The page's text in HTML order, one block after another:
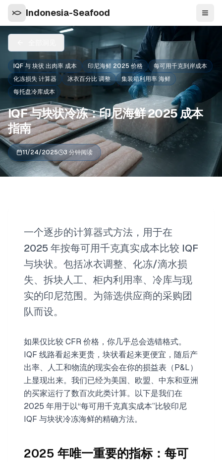
Indonesia-Seafood 导航
IQF 与 块状 出肉率 成本 印尼海鲜 2025 价格
每可用千克到岸成本
化冻损失 计算器
冰衣百分比 调整
集装箱利用率 海鲜
每托盘冷库成本
IQF 与块状冷冻：印尼海鲜 2025 成本
指南
11/24/2025 3 分钟阅读
一个逐步的计算器式方法，用于在
2025 年按每可用千克真实成本比较 IQF
与块状。包括冰衣调整、化冻/滴水损
失、拆块人工、柜内利用率、冷库与现
实的印尼范围。为筛选供应商的采购团
队而设。
如果仅比较 CFR 价格，你几乎总会选错格式。
IQF 线路看起来更贵，块状看起来更便宜，随后产
出率、人工和物流的现实会在你的损益表（P&L）
上显现出来。我们已经为美国、欧盟、中东和亚洲
的买家运行了数百次此类计算。以下是我们在
2025 年用于以“每可用千克真实成本”比较印尼
IQF 与块状冷冻海鲜的精确方法。
2025 年唯一重要的指标：每可